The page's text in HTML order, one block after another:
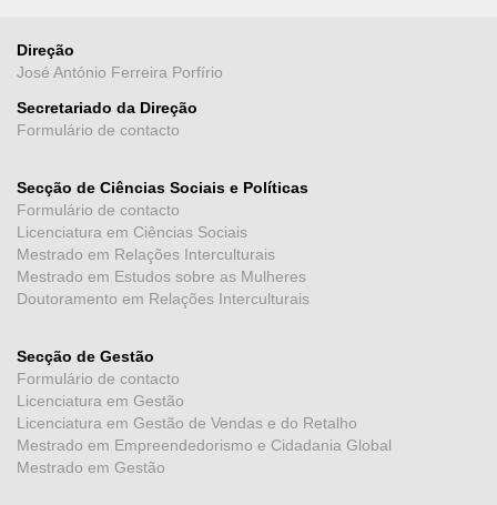
Direção
José António Ferreira Porfírio
Secretariado da Direção
Formulário de contacto
Secção de Ciências Sociais e Políticas
Formulário de contacto
Licenciatura em Ciências Sociais
Mestrado em Relações Interculturais
Mestrado em Estudos sobre as Mulheres
Doutoramento em Relações Interculturais
Secção de Gestão
Formulário de contacto
Licenciatura em Gestão
Licenciatura em Gestão de Vendas e do Retalho
Mestrado em Empreendedorismo e Cidadania Global
Mestrado em Gestão